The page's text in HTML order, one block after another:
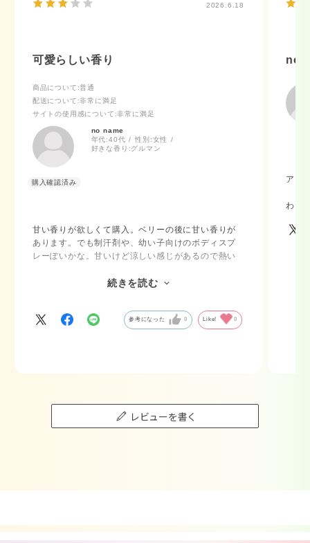
2026.6.18
可愛らしい香り
商品について :普通
配送について :非常に満足
サイトの使用感について :非常に満足
no name
年代:40代 性別:女性
好きな香り:グルマン
甘い香りが欲しくて購入。ベリーの後に甘い香りが
あります。でも制汗剤や、幼い子向けのボディスプ
レーぽいかな。甘いけど涼しい感じがあるので熱い
も。でも、もう少し落ち着いた大人っぽい甘さを探
続きを読む
参考になった 0 Like! 0
no
アリ
わた
レビューを書く